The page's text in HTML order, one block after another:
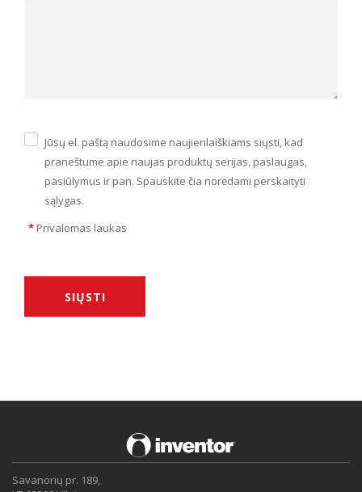
Jūsų el. paštą naudosime naujienlaiškiams siųsti, kad
praneštume apie naujas produktų serijas, paslaugas,
pasiūlymus ir pan. Spauskite čia norėdami perskaityti
sąlygas.
* Privalomas laukas
SIŲSTI
Savanorių pr. 189,